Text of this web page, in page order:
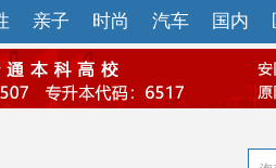
亲子 时尚 汽车 国内